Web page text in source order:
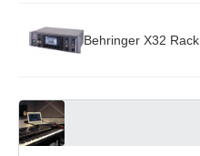
Behringer X32 Rack